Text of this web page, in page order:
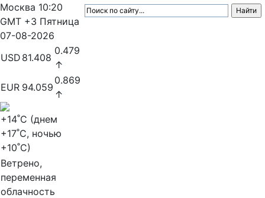
Москва 10:20
GMT +3 Пятница
07-08-2026
USD 81.408
0.479
↑
EUR 94.059
0.869
↑
+14˚C (днем
+17˚C, ночью
+10˚C)
Ветрено,
переменная
облачность